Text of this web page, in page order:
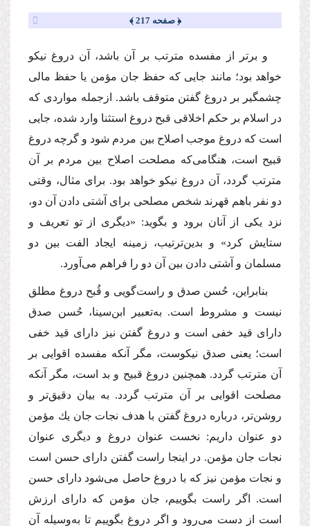
﴿ صفحه 217 ﴾
و برتر از مفسده مترتب بر آن باشد، آن دروغ نیكو
خواهد بود؛ مانند جایی كه حفظ جان مؤمن یا حفظ مالی
چشمگیر بر دروغ‌ گفتن متوقف باشد. ازجمله مواردی كه
در اسلام بر حكم اخلاقی قبح دروغ استثنا وارد شده، جایی
است كه دروغ موجب اصلاح بین مردم شود و گرچه دروغ
قبیح است، هنگامی‌كه مصلحت اصلاح بین مردم بر آن
مترتب گردد، آن دروغ نیكو خواهد بود. برای مثال، وقتی
دو نفر باهم قهرند شخص مصلحی برای آشتی دادن آن دو،
نزد یكی از آنان برود و بگوید: «دیگری از تو تعریف و
ستایش كرد» و بدین‌ترتیب، زمینه ایجاد الفت بین دو
مسلمان و آشتی دادن بین آن دو را فراهم می‌آورد.
بنابراین، حُسن صدق و راست‌گویی و قُبح دروغ مطلق
نیست و مشروط است. به‌تعبیر ابن‌سینا، حُسن صدق
دارای قید خفی است و دروغ گفتن نیز دارای قید خفی
است؛ یعنی صدق نیكوست، مگر آنكه مفسده اقوایی بر
آن مترتب گردد. همچنین دروغ قبیح و بد است، مگر آنكه
مصلحت اقوایی بر آن مترتب گردد. به بیان دقیق‌تر و
روشن‌تر، درباره دروغ گفتن با هدف نجات جان یك مؤمن
دو عنوان داریم: نخست عنوان دروغ و دیگری عنوان
نجات جان مؤمن. در اینجا راست گفتن دارای حسن است
و نجات مؤمن نیز كه با دروغ حاصل می‌شود دارای حسن
است. اگر راست بگوییم، جان مؤمن كه دارای ارزش
است از دست می‌رود و اگر دروغ بگوییم تا به‌وسیله آن